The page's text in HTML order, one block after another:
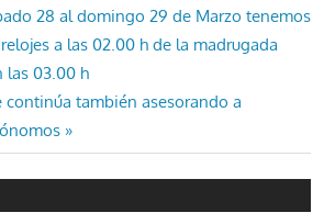
28 al domingo 29 de Marzo tenemos
a las 02.00 h de la madrugada
las 03.00 h
continúa también asesorando a